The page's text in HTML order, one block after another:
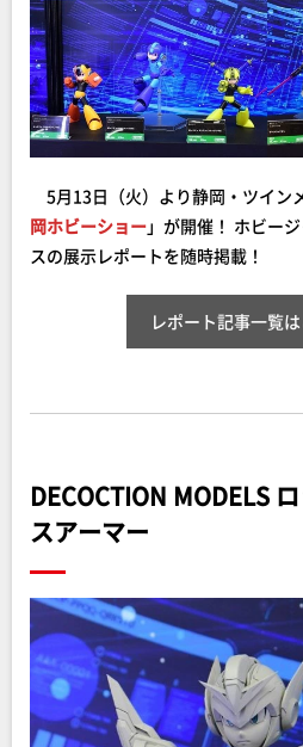
5月13日（火）より静岡・ツイン
岡ホビーショー」が開催！ ホビー
スの展示レポートを随時掲載！
レポート記事一覧
DECOCTION MODELS
スアーマー